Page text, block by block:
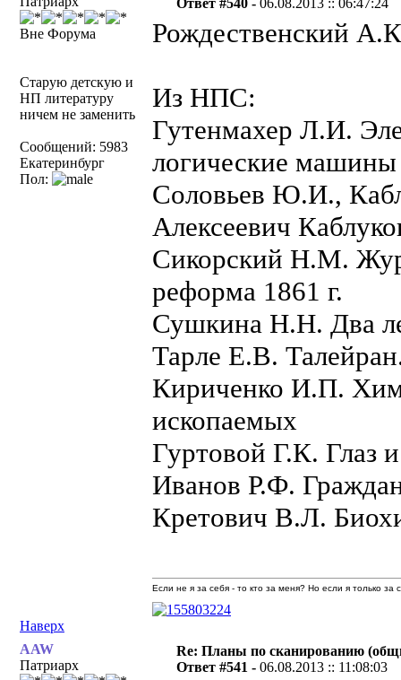
Вне Форума
Старую детскую и
НП литературу
ничем не заменить
Сообщений: 5983
Екатеринбург
Пол:
Ответ #540 -06.08.2013 :: 06:47:24
Рождественский
Из НПС:
Гутенмахер Л.И.
логические машины
Соловьев Ю.И.,
Алексеевич
Сикорский Н.М.
реформа 1861 г.
Сушкина Н.Н. Два
Тарле Е.В.
Кириченко И.П.
ископаемых
Гуртовой Г.К. Глаз
Иванов Р.Ф.
Кретович В.Л.
Наверх
Если не я за себя - то кто за меня? Но если я только
AAW
Патриарх
Re: Планы по сканированию
Ответ #541 -06.08.2013 :: 11:08:03